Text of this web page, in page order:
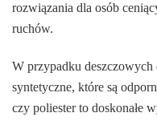
rozwiązania dla osób
ruchów.
W przypadku deszczowych
syntetyczne, które są
czy poliester to doskonałe